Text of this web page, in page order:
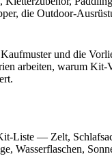
die Outdoor-
und die
arbeiten, warum
Liste — Zelt,
Wasserflaschen,